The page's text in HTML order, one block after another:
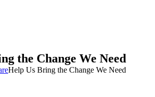
the Change We Need
Help Us Bring the Change We Need